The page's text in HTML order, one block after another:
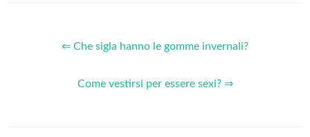
⇐ Che sigla hanno le gomme invernali?
Come vestirsi per essere sexi? ⇒